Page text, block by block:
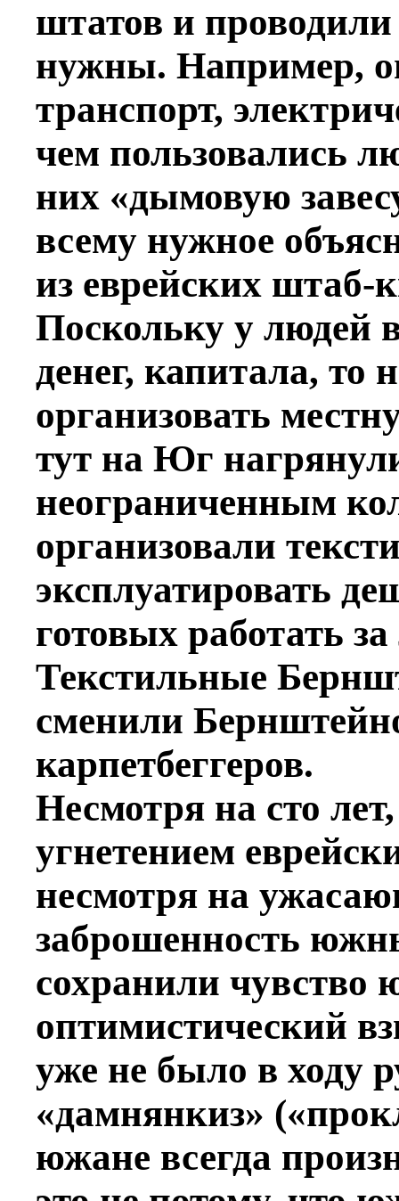
штатов и
нужны. Например,
транспорт,
чем пользовались
них «дымовую
всему нужное
из еврейских штаб-
Поскольку у
денег, капитала, то
организовать
тут на Юг
неограниченным
организовали
эксплуатировать
готовых работать
Текстильные
сменили
карпетбеггеров.
Несмотря на сто
угнетением
несмотря на
заброшенность
сохранили чувство
оптимистический
уже не было в ходу
«дамнянкиз»
южане всегда